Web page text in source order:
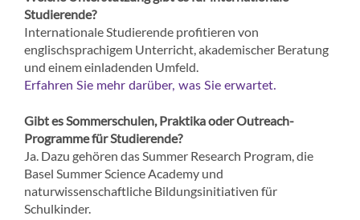
Studierende?
Internationale Studierende profitieren von
englischsprachigem Unterricht, akademischer Beratung
und einem einladenden Umfeld.
Erfahren Sie mehr darüber, was Sie erwartet.
Gibt es Sommerschulen, Praktika oder Outreach-
Programme für Studierende?
Ja. Dazu gehören das Summer Research Program, die
Basel Summer Science Academy und
naturwissenschaftliche Bildungsinitiativen für
Schulkinder.